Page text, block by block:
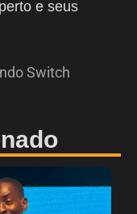
e seus
Switch